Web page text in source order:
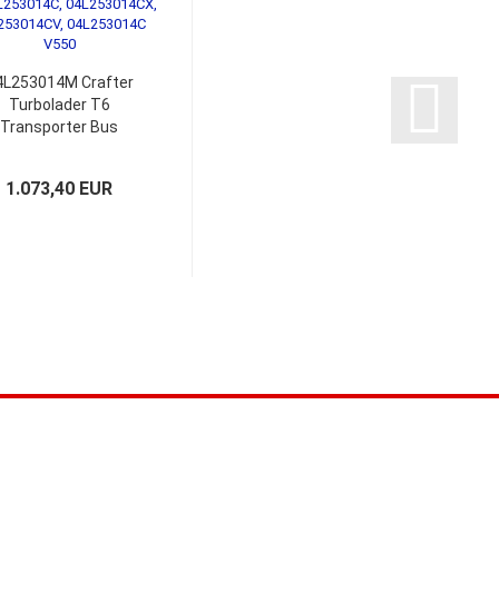
Crafter
Turbolader T6
Transporter Bus
04L253014N
1.073,40 EUR